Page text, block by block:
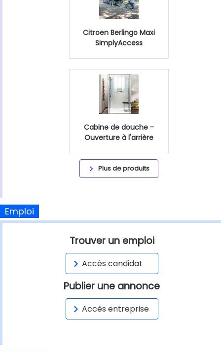
Citroen Berlingo Maxi
SimplyAccess
Cabine de douche -
Ouverture à l'arrière
Plus de produits
Emploi
Trouver un emploi
Accès candidat
Publier une annonce
Accès entreprise